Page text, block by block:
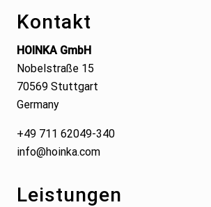
Kontakt
HOINKA GmbH
Nobelstraße 15
70569 Stuttgart
Germany
+49 711 62049-340
info@hoinka.com
Leistungen